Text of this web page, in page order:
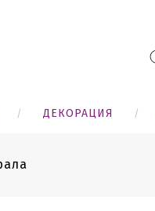
ДЕКОРАЦИЯ